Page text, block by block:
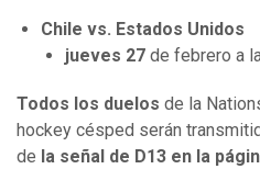
Chile vs. Estados Unidos
jueves 27 de febrero a
Todos los duelos de la
hockey césped serán
de la señal de D13 en la